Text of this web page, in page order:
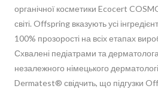
органічної косметики Ecocert
світі. Offspring вказують усі
100% прозорості на всіх етапах
Схвалені педіатрами та
незалежного німецького
Dermatest® свідчить, що підгузки